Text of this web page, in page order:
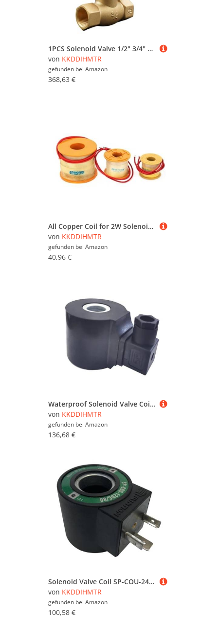
1PCS Solenoid Valve 1/2" 3/4" 1" Water Valve Normally Closed DC24V AC220V high Temperature Suitable for steam Liquid or Gas(OneColor,0.75 Inch)(Ac220v,1.25 Inch)
von KKDDIHMTR
gefunden bei Amazon
368,63 €
All Copper Coil for 2W Solenoid Valve Water Valve 1/4" 3/8" 1/2" 3/4" 1" 1-1/4' 1-1/2" 2"(B Type,OneColor)(C Type,Onecolor)
von KKDDIHMTR
gefunden bei Amazon
40,96 €
Waterproof Solenoid Valve Coil Inner Diameter 20mm Height 56mm with Energy-Saving Module AC24V/36V/110V/220V/380V DC12V/24V(AC220V,Normal Type)(Ac24v,Normal Type)
von KKDDIHMTR
gefunden bei Amazon
136,68 €
Solenoid Valve Coil SP-COU-24DC/80 SP-COU-12DC/80 Inner Diameter 18mm High 39mm(SP-COU-24DC-80)(Sp-cou-12dc-80)
von KKDDIHMTR
gefunden bei Amazon
100,58 €